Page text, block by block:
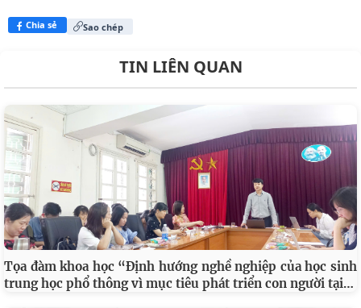
Chia sẻ Sao chép
TIN LIÊN QUAN
Tọa đàm khoa học “Định hướng nghề nghiệp của học sinh
trung học phổ thông vì mục tiêu phát triển con người tại…